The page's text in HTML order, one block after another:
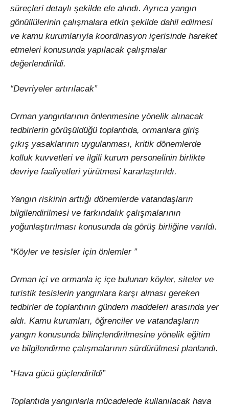
süreçleri detaylı şekilde ele alındı. Ayrıca yangın
gönüllülerinin çalışmalara etkin şekilde dahil edilmesi
ve kamu kurumlarıyla koordinasyon içerisinde hareket
etmeleri konusunda yapılacak çalışmalar
değerlendirildi.
“Devriyeler artırılacak”
Orman yangınlarının önlenmesine yönelik alınacak
tedbirlerin görüşüldüğü toplantıda, ormanlara giriş
çıkış yasaklarının uygulanması, kritik dönemlerde
kolluk kuvvetleri ve ilgili kurum personelinin birlikte
devriye faaliyetleri yürütmesi kararlaştırıldı.
Yangın riskinin arttığı dönemlerde vatandaşların
bilgilendirilmesi ve farkındalık çalışmalarının
yoğunlaştırılması konusunda da görüş birliğine varıldı.
“Köyler ve tesisler için önlemler ”
Orman içi ve ormanla iç içe bulunan köyler, siteler ve
turistik tesislerin yangınlara karşı alması gereken
tedbirler de toplantının gündem maddeleri arasında yer
aldı. Kamu kurumları, öğrenciler ve vatandaşların
yangın konusunda bilinçlendirilmesine yönelik eğitim
ve bilgilendirme çalışmalarının sürdürülmesi planlandı.
“Hava gücü güçlendirildi”
Toplantıda yangınlarla mücadelede kullanılacak hava